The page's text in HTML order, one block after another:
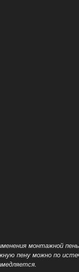
монтажной
пену можно по